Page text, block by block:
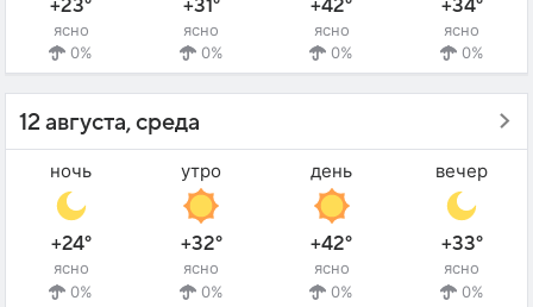
+23°
ясно
0%
+31°
ясно
0%
+42°
ясно
0%
+34°
ясно
0%
12 августа, среда
ночь
+24°
ясно
0%
утро
+32°
ясно
0%
день
+42°
ясно
0%
вечер
+33°
ясно
0%